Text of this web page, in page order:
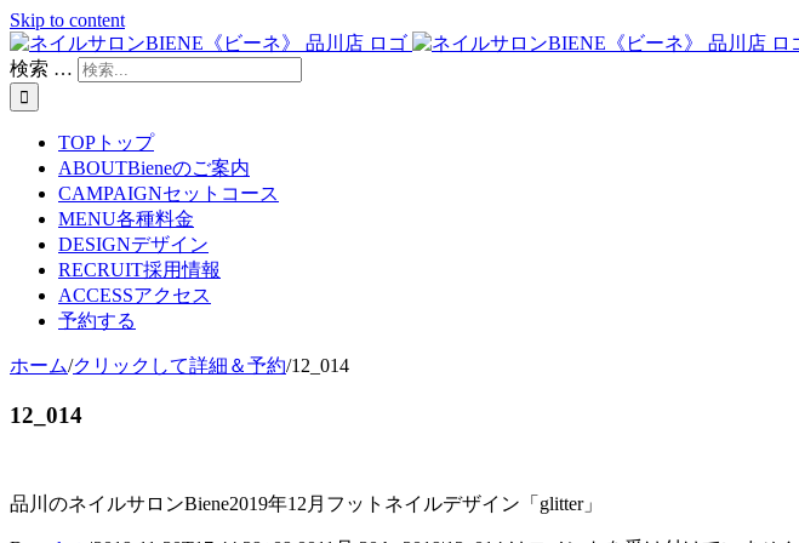
Skip to content
検索 …
TOP トップ
ABOUTBieneのご案内
CAMPAIGNセットコース
MENU各種料金
DESIGNデザイン
RECRUIT採用情報
ACCESSアクセス
予約する
ホーム/クリックして詳細＆予約/12_014
12_014
品川のネイルサロンBiene2019年12月フットネイルデザイン「glitter」